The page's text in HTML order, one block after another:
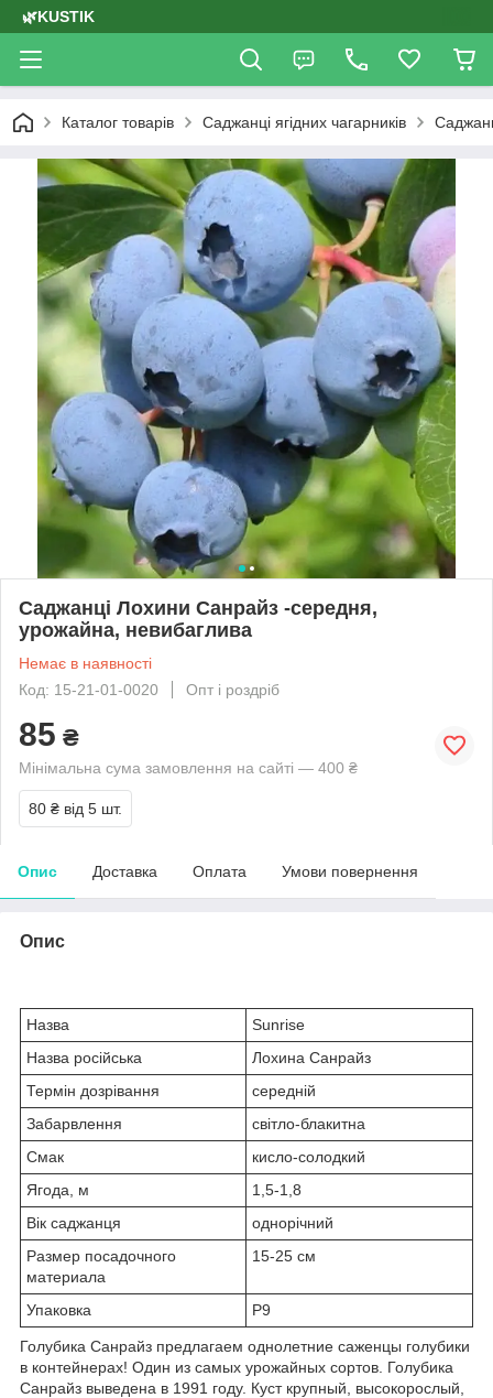
🌿KUSTIK
Каталог товарів Саджанці ягідних чагарників
Саджанці Лохини Санрайз -середня,
урожайна, невибаглива
Немає в наявності
Код: 15-21-01-0020
Опт і роздріб
85 ₴
Мінімальна сума замовлення на сайті — 400 ₴
80 ₴ від 5 шт.
Опис Доставка Оплата Умови повернення
Опис
Назва
Sunrise
Назва російська
Лохина Санрайз
Термін дозрівання
середній
Забарвлення
світло-блакитна
Смак
кисло-солодкий
Ягода, м
1,5-1,8
Вік саджанця
однорічний
Размер посадочного
материала
15-25 см
Упаковка P9
Голубика Санрайз предлагаем однолетние саженцы голубики
в контейнерах! Один из самых урожайных сортов. Голубика
Санрайз выведена в 1991 году. Куст крупный, высокорослый,